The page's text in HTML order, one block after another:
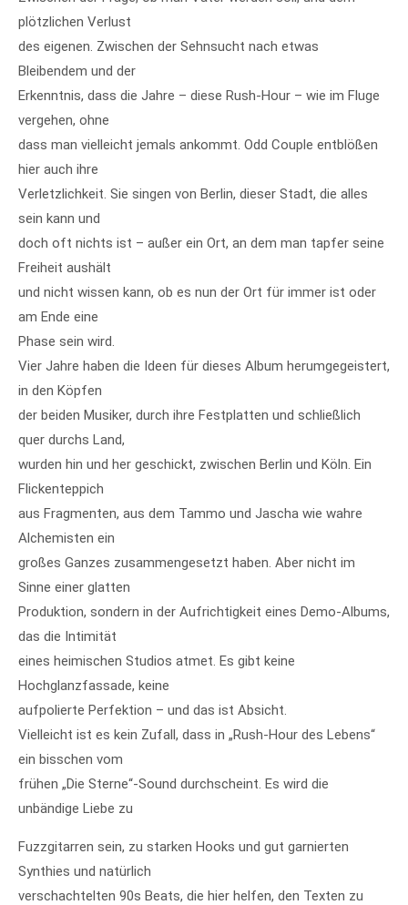
plötzlichen Verlust
des eigenen. Zwischen der Sehnsucht nach etwas
Bleibendem und der
Erkenntnis, dass die Jahre – diese Rush-Hour – wie im Fluge
vergehen, ohne
dass man vielleicht jemals ankommt. Odd Couple entblößen
hier auch ihre
Verletzlichkeit. Sie singen von Berlin, dieser Stadt, die alles
sein kann und
doch oft nichts ist – außer ein Ort, an dem man tapfer seine
Freiheit aushält
und nicht wissen kann, ob es nun der Ort für immer ist oder
am Ende eine
Phase sein wird.
Vier Jahre haben die Ideen für dieses Album herumgegeistert,
in den Köpfen
der beiden Musiker, durch ihre Festplatten und schließlich
quer durchs Land,
wurden hin und her geschickt, zwischen Berlin und Köln. Ein
Flickenteppich
aus Fragmenten, aus dem Tammo und Jascha wie wahre
Alchemisten ein
großes Ganzes zusammengesetzt haben. Aber nicht im
Sinne einer glatten
Produktion, sondern in der Aufrichtigkeit eines Demo-Albums,
das die Intimität
eines heimischen Studios atmet. Es gibt keine
Hochglanzfassade, keine
aufpolierte Perfektion – und das ist Absicht.
Vielleicht ist es kein Zufall, dass in „Rush-Hour des Lebens“
ein bisschen vom
frühen „Die Sterne“-Sound durchscheint. Es wird die
unbändige Liebe zu
Fuzzgitarren sein, zu starken Hooks und gut garnierten
Synthies und natürlich
verschachtelten 90s Beats, die hier helfen, den Texten zu